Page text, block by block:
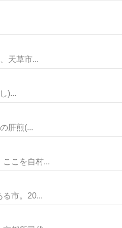
天草市...
)...
肝煎(...
こを自村...
。20...